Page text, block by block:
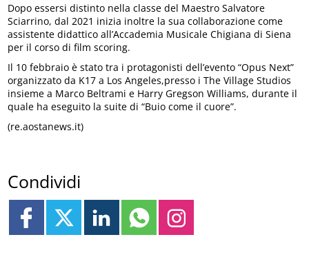
Dopo essersi distinto nella classe del Maestro Salvatore
Sciarrino, dal 2021 inizia inoltre la sua collaborazione come
assistente didattico all’Accademia Musicale Chigiana di Siena
per il corso di film scoring.
Il 10 febbraio è stato tra i protagonisti dell’evento “Opus Next”
organizzato da K17 a Los Angeles,presso i The Village Studios
insieme a Marco Beltrami e Harry Gregson Williams, durante il
quale ha eseguito la suite di “Buio come il cuore”.
(re.aostanews.it)
Condividi